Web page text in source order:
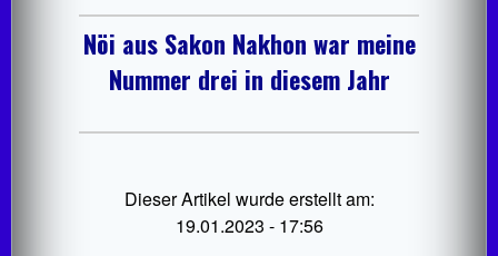
Nöi aus Sakon Nakhon war meine
Nummer drei in diesem Jahr
Dieser Artikel wurde erstellt am:
19.01.2023 - 17:56